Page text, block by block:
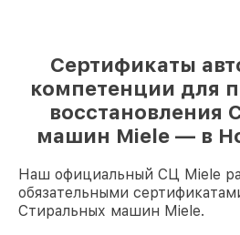
Сертификаты
компетенции для
восстановления
машин Miele — в
Наш официальный СЦ Miele
обязательными
Стиральных машин Miele.